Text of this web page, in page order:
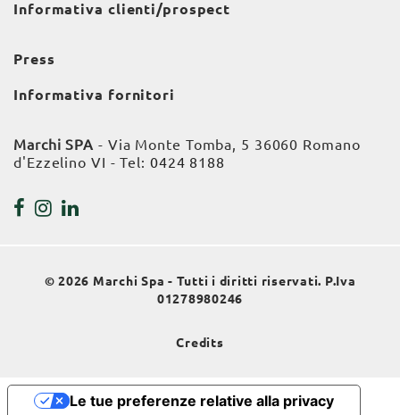
Informativa clienti/prospect
Press
Informativa fornitori
Marchi SPA - Via Monte Tomba, 5 36060 Romano
d'Ezzelino VI - Tel: 0424 8188
© 2026 Marchi Spa - Tutti i diritti riservati. P.Iva
01278980246
Credits
Le tue preferenze relative alla privacy